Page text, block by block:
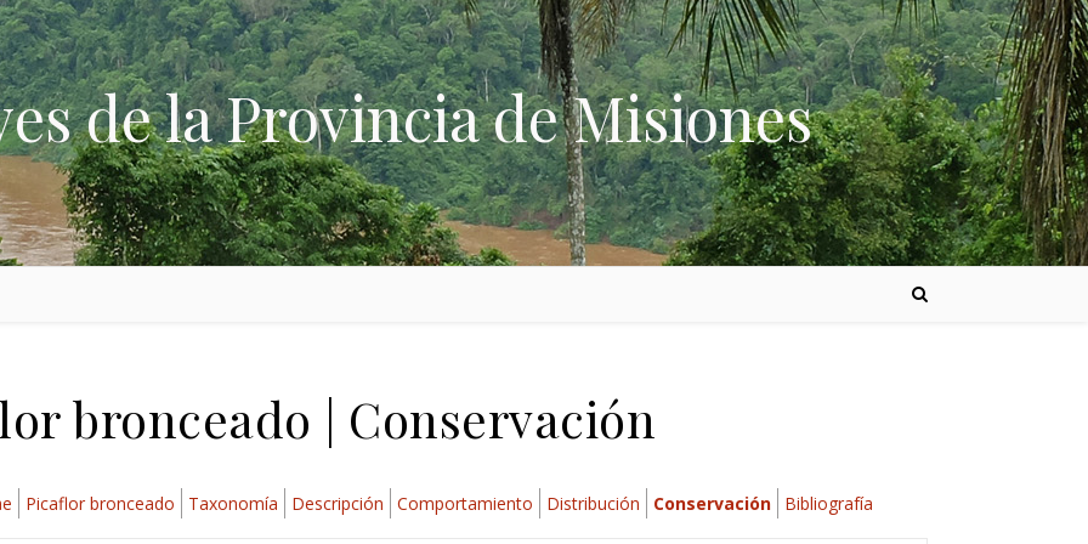
de la Provincia de Misiones
bronceado | Conservación
Picaflor bronceado Taxonomía Descripción Comportamiento Distribución Conservación Bibliografía